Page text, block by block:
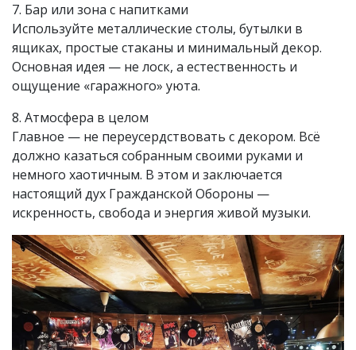
7. Бар или зона с напитками
Используйте металлические столы, бутылки в
ящиках, простые стаканы и минимальный декор.
Основная идея — не лоск, а естественность и
ощущение «гаражного» уюта.
8. Атмосфера в целом
Главное — не переусердствовать с декором. Всё
должно казаться собранным своими руками и
немного хаотичным. В этом и заключается
настоящий дух Гражданской Обороны —
искренность, свобода и энергия живой музыки.